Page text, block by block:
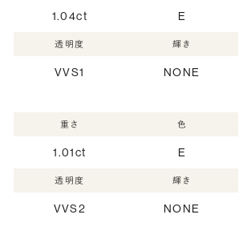
1.04ct E
透明度
VVS1
輝き
NONE
重さ
1.01ct
色
E
透明度
VVS2
輝き
NONE